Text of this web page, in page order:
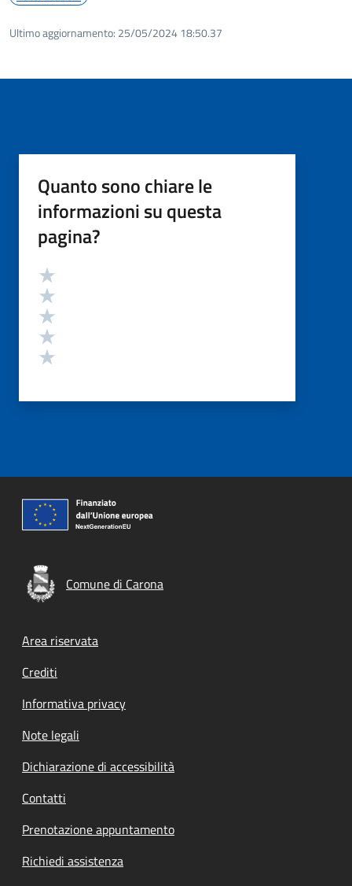
Ultimo aggiornamento: 25/05/2024 18:50.37
Quanto sono chiare le
informazioni su questa
pagina?
Valutazione
Comune di Carona
Footer menu
Area riservata
Crediti
Informativa privacy
Note legali
Dichiarazione di accessibilità
Contatti
Prenotazione appuntamento
Richiedi assistenza